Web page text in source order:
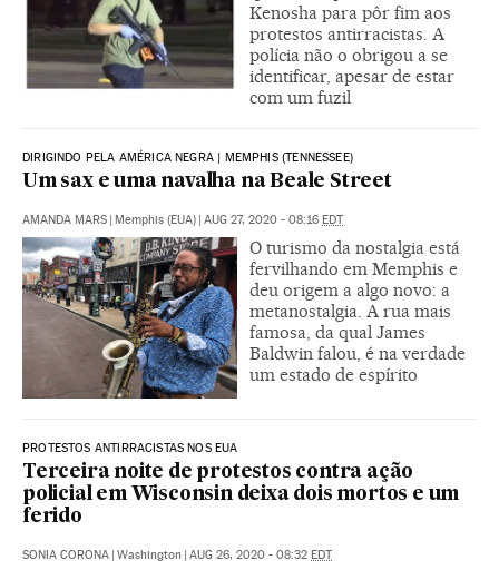
Kenosha para pôr fim aos
protestos antirracistas. A
polícia não o obrigou a se
identificar, apesar de estar
com um fuzil
DIRIGINDO PELA AMÉRICA NEGRA | MEMPHIS (TENNESSEE)
Um sax e uma navalha na Beale Street
AMANDA MARS | Memphis (EUA) | AUG 27, 2020 - 08:16 EDT
O turismo da nostalgia está
fervilhando em Memphis e
deu origem a algo novo: a
metanostalgia. A rua mais
famosa, da qual James
Baldwin falou, é na verdade
um estado de espírito
PROTESTOS ANTIRRACISTAS NOS EUA
Terceira noite de protestos contra ação
policial em Wisconsin deixa dois mortos e um
ferido
SONIA CORONA | Washington | AUG 26, 2020 - 08:32 EDT